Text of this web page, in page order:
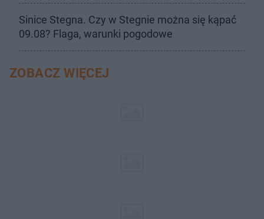
Sinice Stegna. Czy w Stegnie można się kąpać
09.08? Flaga, warunki pogodowe
ZOBACZ WIĘCEJ